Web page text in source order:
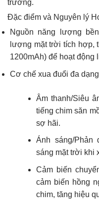
trường.
Đặc điểm và Nguyên lý
Nguồn năng lượng
lượng mặt trời tích hợp,
1200mAh) để hoạt động
Cơ chế xua đuổi đa
Âm thanh/Siêu
tiếng chim săn
sợ hãi.
Ánh sáng/Phản
sáng mặt trời khi
Cảm biến
cảm biến hồng
chim, tăng hiệu